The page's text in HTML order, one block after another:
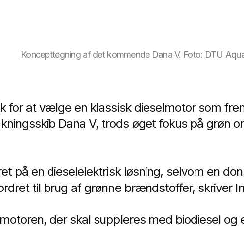
Koncepttegning af det kommende Dana V. Foto: DTU
for at vælge en klassisk dieselmotor som
Dana V, trods øget fokus på grøn
på en dieselelektrisk løsning, selvom en
til brug af grønne brændstoffer, skriver
der skal suppleres med biodiesel og